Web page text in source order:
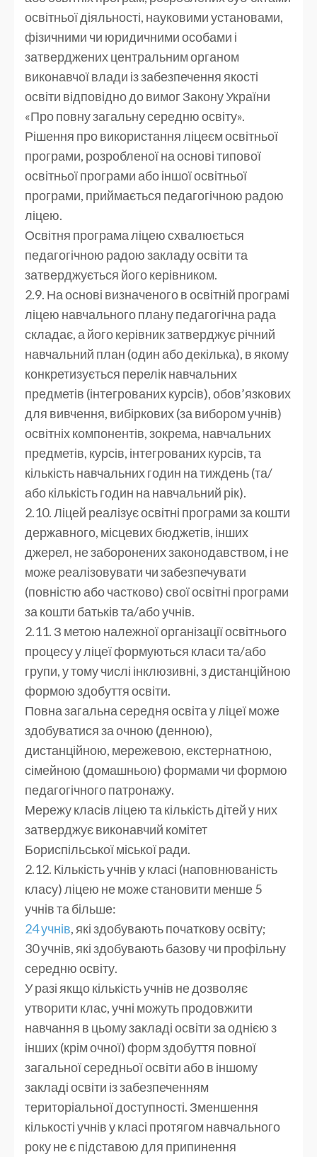
освітньої діяльності, науковими установами,
фізичними чи юридичними особами і
затверджених центральним органом
виконавчої влади із забезпечення якості
освіти відповідно до вимог Закону України
«Про повну загальну середню освіту».
Рішення про використання ліцеєм освітньої
програми, розробленої на основі типової
освітньої програми або іншої освітньої
програми, приймається педагогічною радою
ліцею.
Освітня програма ліцею схвалюється
педагогічною радою закладу освіти та
затверджується його керівником.
2.9. На основі визначеного в освітній програмі
ліцею навчального плану педагогічна рада
складає, а його керівник затверджує річний
навчальний план (один або декілька), в якому
конкретизується перелік навчальних
предметів (інтегрованих курсів), обов’язкових
для вивчення, вибіркових (за вибором учнів)
освітніх компонентів, зокрема, навчальних
предметів, курсів, інтегрованих курсів, та
кількість навчальних годин на тиждень (та/
або кількість годин на навчальний рік).
2.10. Ліцей реалізує освітні програми за кошти
державного, місцевих бюджетів, інших
джерел, не заборонених законодавством, і не
може реалізовувати чи забезпечувати
(повністю або частково) свої освітні програми
за кошти батьків та/або учнів.
2.11. З метою належної організації освітнього
процесу у ліцеї формуються класи та/або
групи, у тому числі інклюзивні, з дистанційною
формою здобуття освіти.
Повна загальна середня освіта у ліцеї може
здобуватися за очною (денною),
дистанційною, мережевою, екстернатною,
сімейною (домашньою) формами чи формою
педагогічного патронажу.
Мережу класів ліцею та кількість дітей у них
затверджує виконавчий комітет
Бориспільської міської ради.
2.12. Кількість учнів у класі (наповнюваність
класу) ліцею не може становити менше 5
учнів та більше:
24 учнів, які здобувають початкову освіту;
30 учнів, які здобувають базову чи профільну
середню освіту.
У разі якщо кількість учнів не дозволяє
утворити клас, учні можуть продовжити
навчання в цьому закладі освіти за однією з
інших (крім очної) форм здобуття повної
загальної середньої освіти або в іншому
закладі освіти із забезпеченням
територіальної доступності. Зменшення
кількості учнів у класі протягом навчального
року не є підставою для припинення